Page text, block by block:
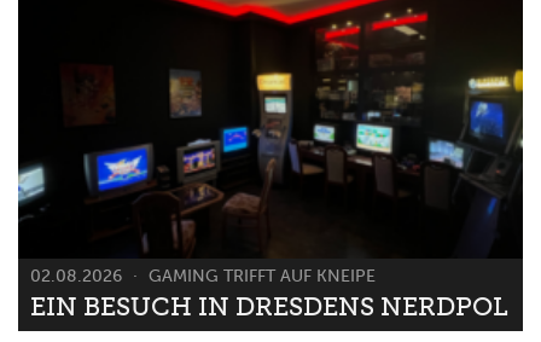
02.08.2026 GAMING TRIFFT AUF KNEIPE
EIN BESUCH IN DRESDENS NERDPOL